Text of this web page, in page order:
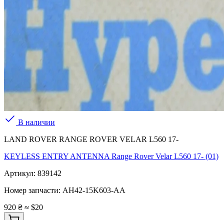
В наличии
LAND ROVER RANGE ROVER VELAR L560 17-
KEYLESS ENTRY ANTENNA Range Rover Velar L560 17- (01)
Артикул: 839142
Номер запчасти: AH42-15K603-AA
920 ₴ ≈ $20